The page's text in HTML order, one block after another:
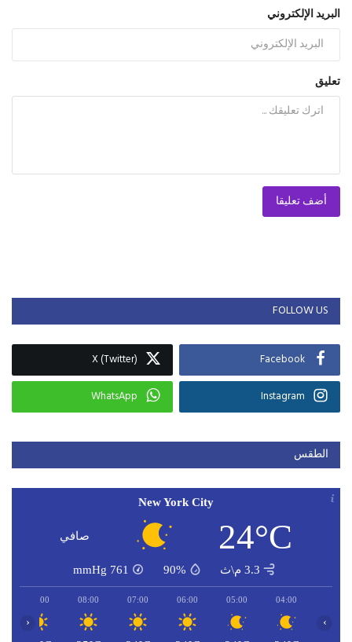
البريد الإلكتروني
تعليق
أضف تعليقا
FOLLOW US
Facebook
X (Twitter)
Instagram
WhatsApp
الطقس
New York City
24°C صافي
3.3 م\ث 90%
761
mmHg
04:00
05:00
06:00
07:00
08:00
09:00
‹ ›